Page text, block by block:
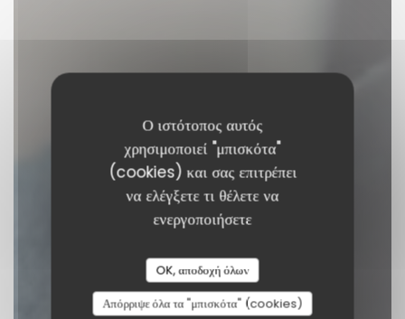
Ο ιστότοπος αυτός
χρησιμοποιεί "μπισκότα"
(cookies) και σας επιτρέπει
να ελέγξετε τι θέλετε να
ενεργοποιήσετε
OK, αποδοχή όλων
Απόρριψε όλα τα "μπισκότα" (cookies)
Le Reflet Nantes
ΕΣΤΙΑΤΌΡΙΟ|NANTES
ΚΆΝΤΕ ΚΡΆΤΗΣΗ ΤΡΑΠΕΖΙΟΎ